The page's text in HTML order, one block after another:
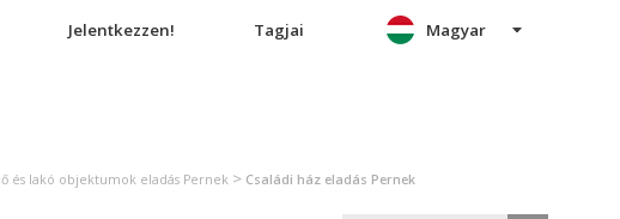
Jelentkezzen! Tagjai Magyar
és lakó objektumok eladás Pernek > Családi ház eladás Pernek